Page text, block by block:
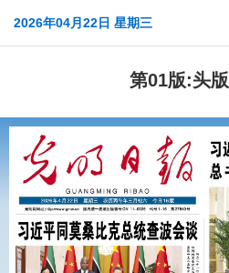
2026年04月22日 星期三
第01版:头版